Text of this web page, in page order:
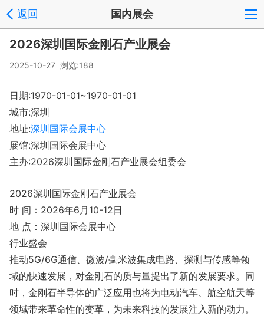
返回 国内展会
2026深圳国际金刚石产业展会
2025-10-27 浏览:188
日期:1970-01-01~1970-01-01
城市:深圳
地址:深圳国际会展中心
展馆:深圳国际会展中心
主办:2026深圳国际金刚石产业展会组委会
2026深圳国际金刚石产业展会
时 间：2026年6月10-12日
地 点：深圳国际会展中心
行业盛会
推动5G/6G通信、微波/毫米波集成电路、探测与传感等领
域的快速发展，对金刚石的质与量提出了新的发展要求。同
时，金刚石半导体的广泛应用也将为电动汽车、航空航天等
领域带来革命性的变革，为未来科技的发展注入新的动力。
注册 反馈
Copyright © 2008-2018 环球会展网 fairglobal.com.cn 版权所有